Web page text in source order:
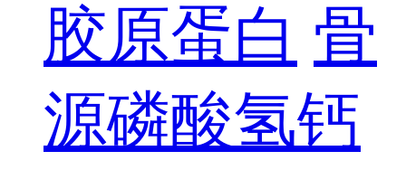
胶原蛋白 骨
源磷酸氢钙